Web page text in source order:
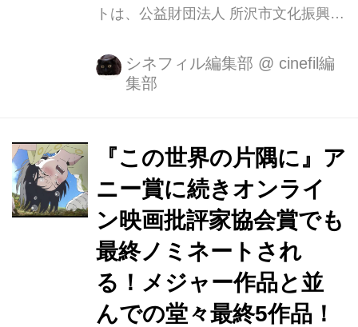
トは、公益財団法人 所沢市文化振興事
ェスティバル）が企画・運営し、日本
のみならず海外でも注目を集めた話題
時、日本映画の観客数が洋画に及ばな
かった時代背景のなか、「日本映画を
観ることの楽しさを再発見する」こと
と「世界的アーティストの集うホール
での特別上映を堪能する」という目的
のもとスタートし、今年で開催18周年
を迎えます。 英・シェークスピア劇場
のスワン座を参考に設計され、充実し
シネフィル編集部 @ cinefil編
集部
『この世界の片隅に』ア
ニー賞に続きオンライ
ン映画批評家協会賞でも
最終ノミネートされ
る！メジャー作品と並
んでの堂々最終5作品！